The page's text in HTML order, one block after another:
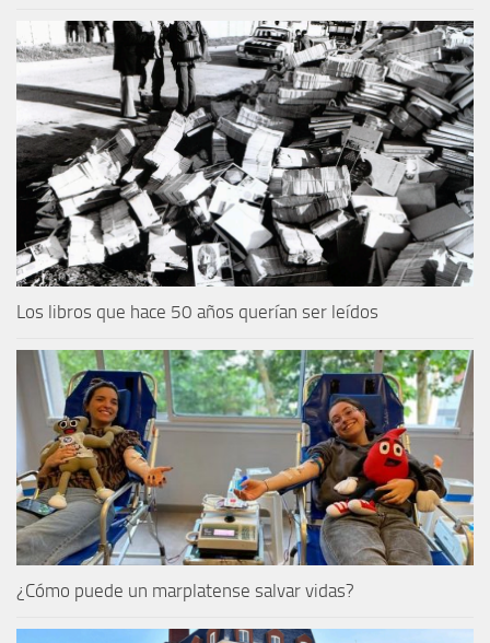
Los libros que hace 50 años querían ser leídos
¿Cómo puede un marplatense salvar vidas?